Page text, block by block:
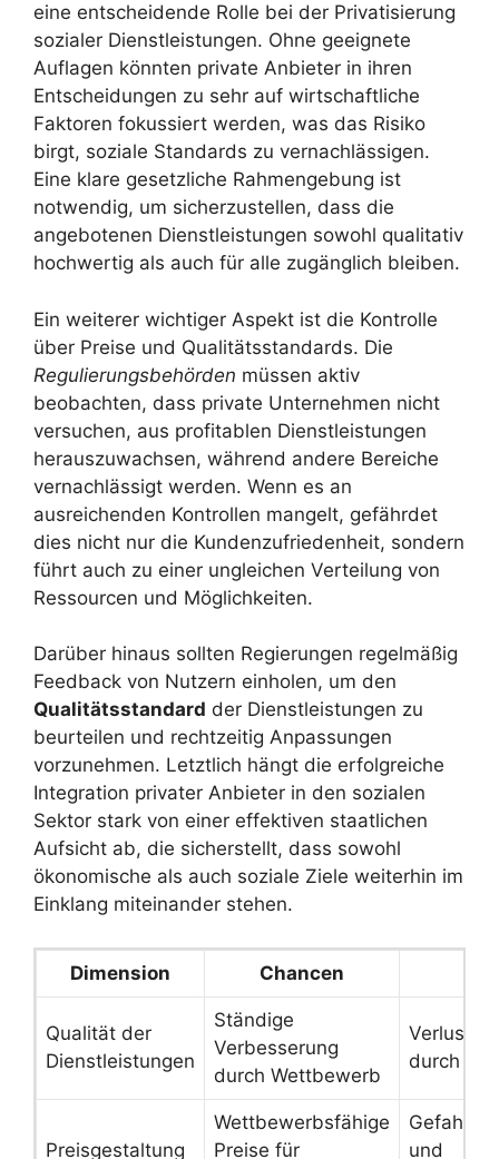
eine entscheidende Rolle bei der Privatisierung
sozialer Dienstleistungen. Ohne geeignete
Auflagen könnten private Anbieter in ihren
Entscheidungen zu sehr auf wirtschaftliche
Faktoren fokussiert werden, was das Risiko
birgt, soziale Standards zu vernachlässigen.
Eine klare gesetzliche Rahmengebung ist
notwendig, um sicherzustellen, dass die
angebotenen Dienstleistungen sowohl qualitativ
hochwertig als auch für alle zugänglich bleiben.
Ein weiterer wichtiger Aspekt ist die Kontrolle
über Preise und Qualitätsstandards. Die
Regulierungsbehörden müssen aktiv
beobachten, dass private Unternehmen nicht
versuchen, aus profitablen Dienstleistungen
herauszuwachsen, während andere Bereiche
vernachlässigt werden. Wenn es an
ausreichenden Kontrollen mangelt, gefährdet
dies nicht nur die Kundenzufriedenheit, sondern
führt auch zu einer ungleichen Verteilung von
Ressourcen und Möglichkeiten.
Darüber hinaus sollten Regierungen regelmäßig
Feedback von Nutzern einholen, um den
Qualitätsstandard der Dienstleistungen zu
beurteilen und rechtzeitig Anpassungen
vorzunehmen. Letztlich hängt die erfolgreiche
Integration privater Anbieter in den sozialen
Sektor stark von einer effektiven staatlichen
Aufsicht ab, die sicherstellt, dass sowohl
ökonomische als auch soziale Ziele weiterhin im
Einklang miteinander stehen.
Dimension Chancen
Qualität der
Dienstleistungen
Ständige
Verbesserung
durch Wettbewerb
Verlust
durch
Preisgestaltung
Wettbewerbsfähige
Preise für
Gefahr
und